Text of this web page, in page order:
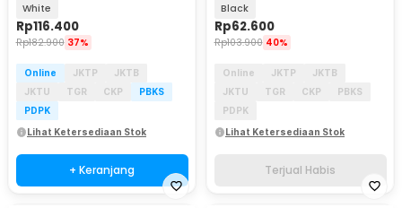
White
Rp116.400
Rp182.900 37%
Online JKTP
JKTB
JKTU
TGR CKP
PBKS
PDPK
Lihat Ketersediaan Stok
+ Keranjang
Black
Rp62.600
Rp103.900 40%
Online JKTP
JKTB
JKTU
TGR CKP
PBKS
PDPK
Lihat Ketersediaan Stok
Terjual Habis